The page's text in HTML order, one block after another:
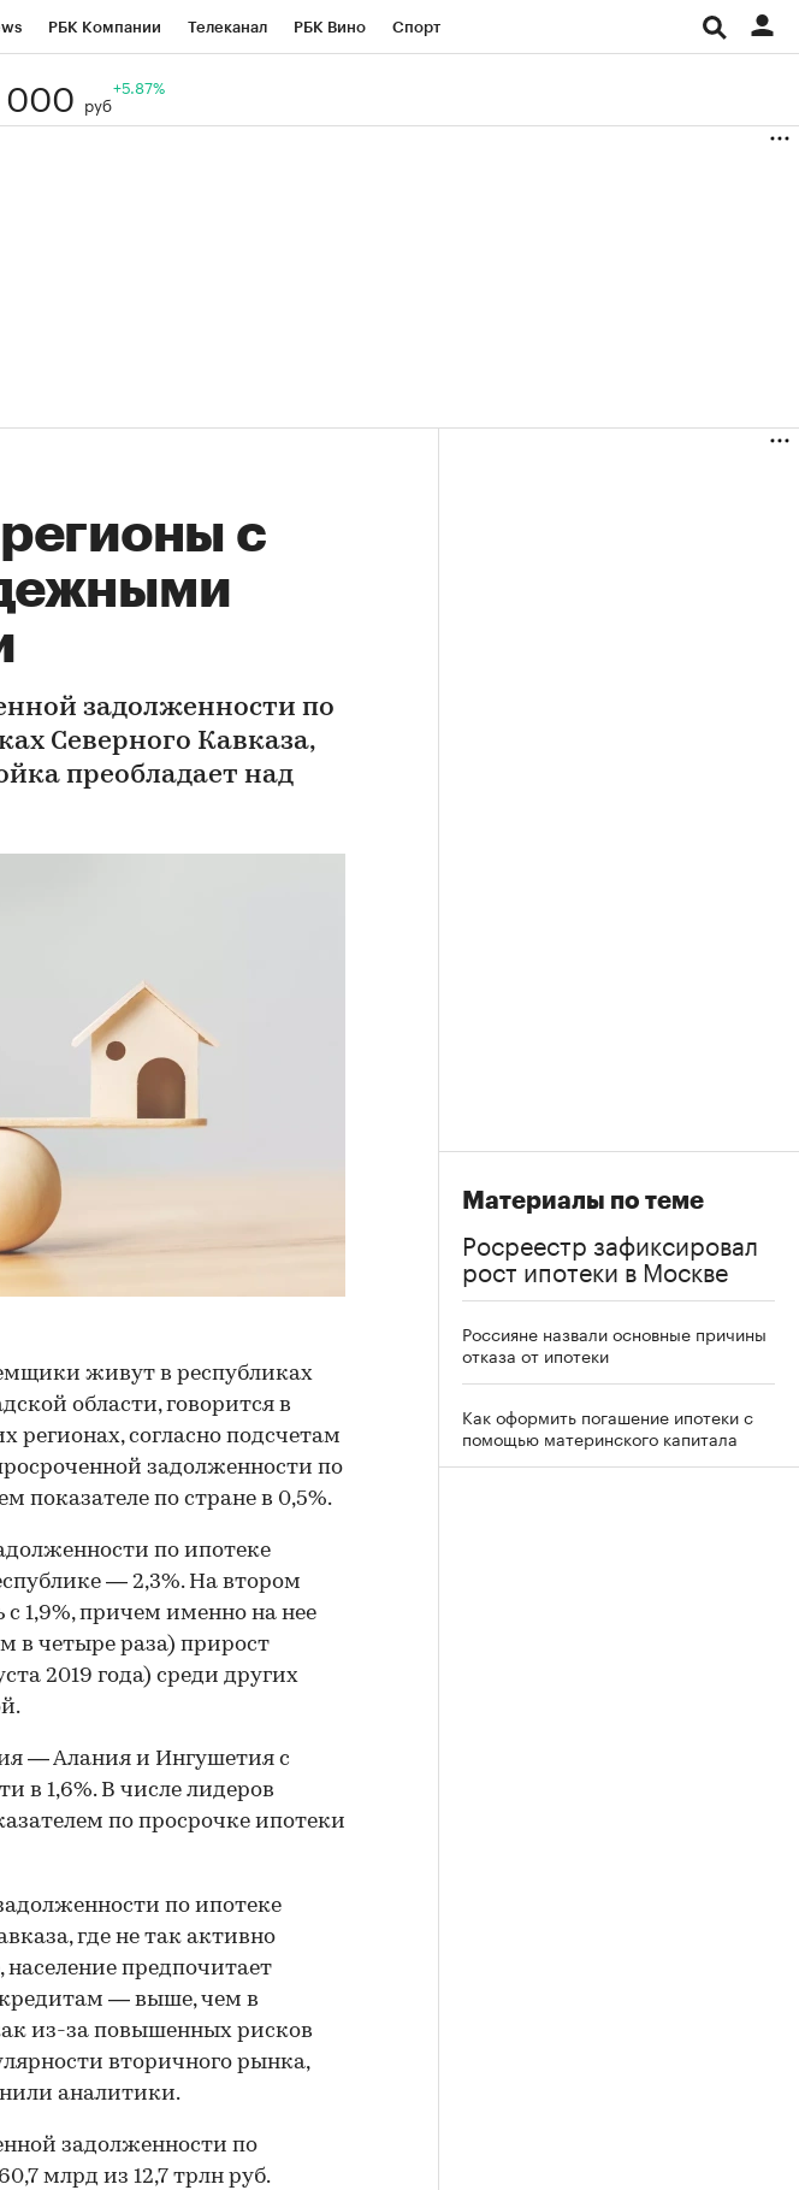
РБК Компании Телеканал РБК Вино Спорт
Национальные проекты
000 руб
+5.87%
с
задолженности по
Северного Кавказа,
преобладает над
живут в республиках
области, говорится в
согласно подсчетам
задолженности по
показателе по стране в 0,5%.
по ипотеке
— 2,3%. На втором
1,9%, причем именно на нее
в четыре раза) прирост
2019 года) среди других
— Алания и Ингушетия с
в 1,6%. В числе лидеров
по просрочке ипотеки
по ипотеке
где не так активно
предпочитает
— выше, чем в
из-за повышенных рисков
вторичного рынка,
аналитики.
задолженности по
млрд из 12,7 трлн руб.
Материалы по теме
Росреестр зафиксировал
рост ипотеки в Москве
Россияне назвали основные причины
отказа от ипотеки
Как оформить погашение ипотеки с
помощью материнского капитала